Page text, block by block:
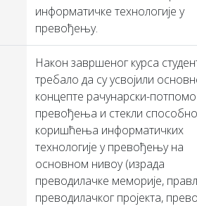
информатичке технологије у
превођењу.
Након завршеног курса
требало да су усвојили
концепте рачунарски-
превођења и стекли
коришћења информатичких
технологије у превођењу на
основном нивоу (израда
преводилачке меморије,
преводилачког пројекта,